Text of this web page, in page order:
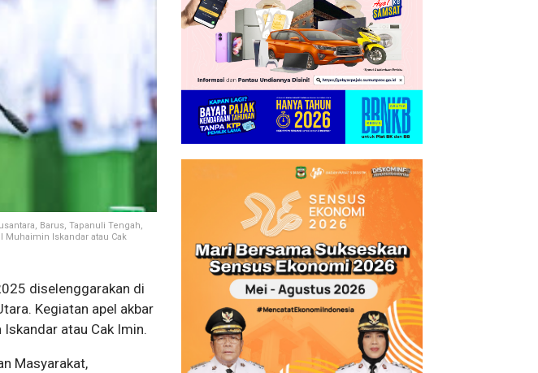
Barus, Tapanuli Tengah,
Muhaimin Iskandar atau Cak
diselenggarakan di
Kegiatan apel akbar
atau Cak Imin.
Masyarakat,